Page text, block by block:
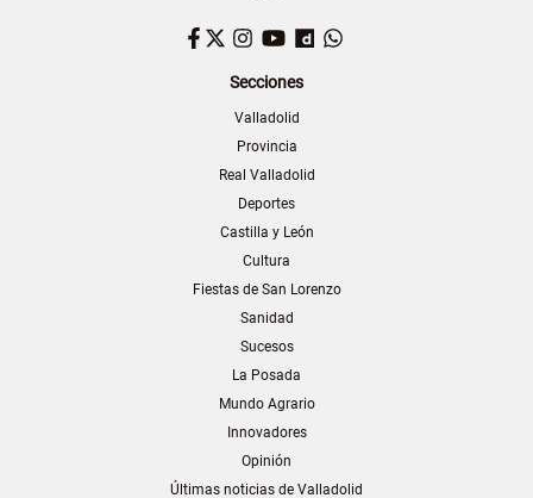
Facebook
TwitterInstagram
YouTubeDailymotion
Secciones
Valladolid
Provincia
Real Valladolid
Deportes
Castilla y León
Cultura
Fiestas de San Lorenzo
Sanidad
Sucesos
La Posada
Mundo Agrario
Innovadores
Opinión
Últimas noticias de Valladolid